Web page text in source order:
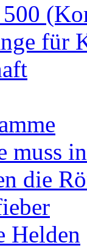
für
muss
die
Helden